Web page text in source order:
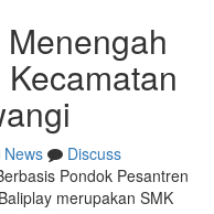
News
Discuss
Pondok Pesantren
merupakan SMK